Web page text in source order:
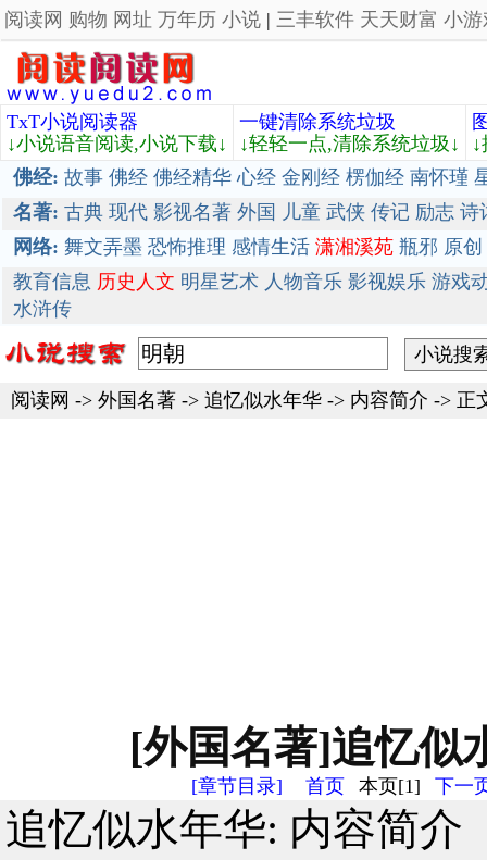
阅读网 购物 网址 万年历 小说 | 三丰软件 天天财富 小游
TxT小说阅读器
↓小说语音阅读,小说下载↓
一键清除系统垃圾
↓轻轻一点,清除系统垃圾↓
佛经: 故事 佛经 佛经精华 心经 金刚经 楞伽经 南怀瑾
名著: 古典 现代 影视名著 外国 儿童 武侠 传记 励志 诗
网络: 舞文弄墨 恐怖推理 感情生活 潇湘溪苑 瓶邪 原创
教育信息 历史人文 明星艺术 人物音乐 影视娱乐 游戏
水浒传
阅读网 -> 外国名著 -> 追忆似水年华 -> 内容简介 -> 正
[外国名著]追忆似
[章节目录] 首页 本页[1] 下一
追忆似水年华: 内容简介